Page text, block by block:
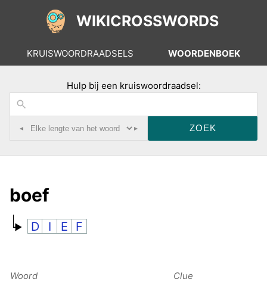
WIKICROSSWORDS
KRUISWOORDRAADSELS WOORDENBOEK
Hulp bij een kruiswoordraadsel:
◂ ▸
boef
D I E F
Woord Clue